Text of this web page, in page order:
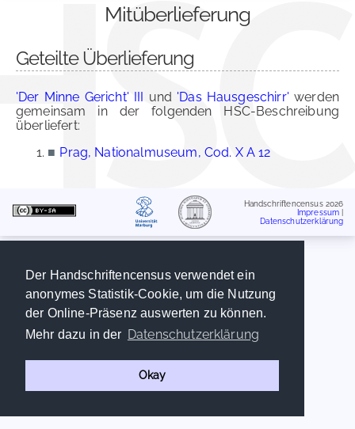
Der Handschriftencensus verwendet ein
anonymes Statistik-Cookie, um die Nutzung
der Online-Präsenz auswerten zu können.
Mehr dazu in der Datenschutzerklärung
Okay
Mitüberlieferung
Geteilte Überlieferung
'Der Minne Gericht' III und 'Das Hausgeschirr' werden
gemeinsam in der folgenden HSC-Beschreibung
überliefert:
■ Prag, Nationalmuseum, Cod. X A 12
Handschriftencensus 2026
Impressum
Datenschutzerklärung